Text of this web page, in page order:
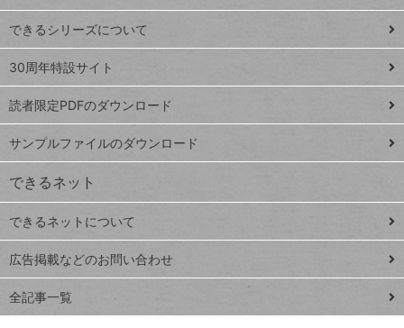
ド
Google
スプレ
ッドシ
ート
iPhone
VLOOKUP
close
閉じ
る
ト
ッ
プ
ペ
ジ
連載
Excel Q&A
トイアンナ流仕
事術
できるシリーズについて
30周年特設サイト
読者限定PDFのダウンロード
サンプルファイルのダウンロード
できるネット
できるネットについて
広告掲載などのお問い合わせ
全記事一覧